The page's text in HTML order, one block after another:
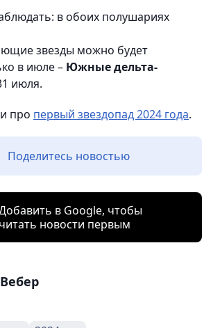
в обоих полушариях
звезды можно будет
в июле – Южные дельта-
июля.
про первый звездопад 2024 года.
Поделитесь новостью
в Google, чтобы
читать новости первым